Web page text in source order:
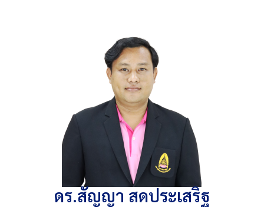
ดร.สัญญา สดประเสริฐ